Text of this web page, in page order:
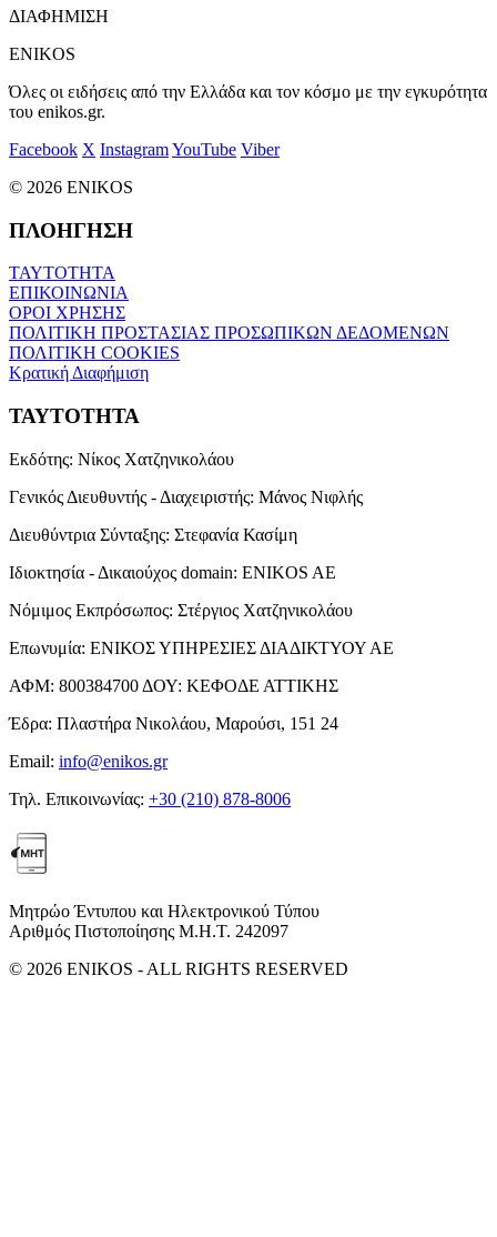
ΔΙΑΦΗΜΙΣΗ
ENIKOS
Όλες οι ειδήσεις από την Ελλάδα και τον κόσμο με την εγκυρότητα
του enikos.gr.
Facebook X InstagramYouTube Viber
© 2026 ENIKOS
ΠΛΟΗΓΗΣΗ
ΤΑΥΤΟΤΗΤΑ
ΕΠΙΚΟΙΝΩΝΙΑ
ΟΡΟΙ ΧΡΗΣΗΣ
ΠΟΛΙΤΙΚΗ ΠΡΟΣΤΑΣΙΑΣ ΠΡΟΣΩΠΙΚΩΝ ΔΕΔΟΜΕΝΩΝ
ΠΟΛΙΤΙΚΗ COOKIES
Κρατική Διαφήμιση
ΤΑΥΤΟΤΗΤΑ
Εκδότης: Νίκος Χατζηνικολάου
Γενικός Διευθυντής - Διαχειριστής: Μάνος Νιφλής
Διευθύντρια Σύνταξης: Στεφανία Κασίμη
Ιδιοκτησία - Δικαιούχος domain: ENIKOS AE
Νόμιμος Εκπρόσωπος: Στέργιος Χατζηνικολάου
Επωνυμία: ΕΝΙΚΟΣ ΥΠΗΡΕΣΙΕΣ ΔΙΑΔΙΚΤΥΟΥ ΑΕ
ΑΦΜ: 800384700 ΔΟΥ: ΚΕΦΟΔΕ ΑΤΤΙΚΗΣ
Έδρα: Πλαστήρα Νικολάου, Μαρούσι, 151 24
Email: info@enikos.gr
Τηλ. Επικοινωνίας: +30 (210) 878-8006
Μητρώο Έντυπου και Ηλεκτρονικού Τύπου
Αριθμός Πιστοποίησης Μ.Η.Τ. 242097
© 2026 ENIKOS - ALL RIGHTS RESERVED